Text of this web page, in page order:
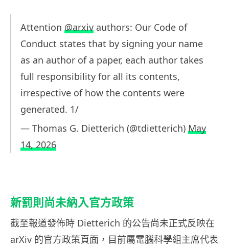
Attention @arxiv authors: Our Code of
Conduct states that by signing your name
as an author of a paper, each author takes
full responsibility for all its contents,
irrespective of how the contents were
generated. 1/
— Thomas G. Dietterich (@tdietterich) May
14, 2026
新罰則尚未納入官方政策
截至報道發佈時 Dietterich 的公告尚未正式反映在
arXiv 的官方政策頁面，目前屬電腦科學組主席代表